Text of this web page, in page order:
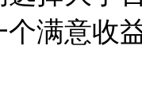
满意收